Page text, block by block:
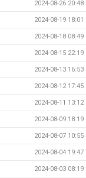
2024-08-26 20:48
2024-08-19 18:01
2024-08-18 08:49
2024-08-15 22:19
2024-08-13 16:53
2024-08-12 17:45
2024-08-11 13:12
2024-08-09 18:19
2024-08-07 10:55
2024-08-04 19:47
2024-08-03 08:19